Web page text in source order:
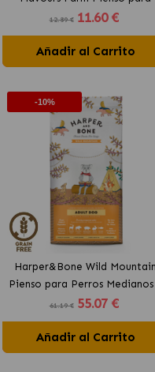
Gatos Esterilizados con Pollo,
12.89 € 11.60 €
Añadir al Carrito
-10%
Harper&Bone Wild Mountain
Pienso para Perros
Grandes con Pavo, Pollo y
61.19 € 55.07 €
Añadir al Carrito